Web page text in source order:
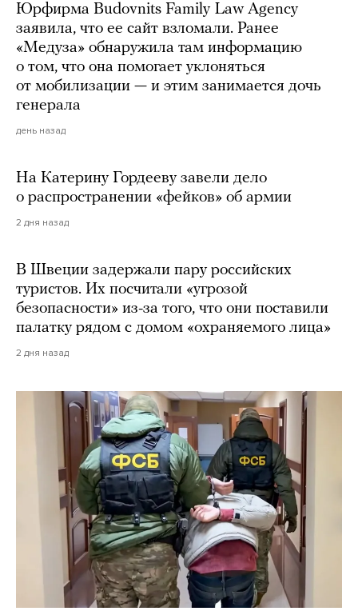
Юрфирма Budovnits Family Law Agency
заявила, что ее сайт взломали. Ранее
«Медуза» обнаружила там информацию
о том, что она помогает уклоняться
от мобилизации — и этим занимается дочь
генерала
день назад
На Катерину Гордееву завели дело
о распространении «фейков» об армии
2 дня назад
В Швеции задержали пару российских
туристов. Их посчитали «угрозой
безопасности» из-за того, что они поставили
палатку рядом с домом «охраняемого лица»
2 дня назад